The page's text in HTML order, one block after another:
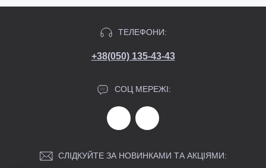
ТЕЛЕФОНИ:
+38(050) 135-43-43
СОЦ МЕРЕЖІ:
СЛІДКУЙТЕ ЗА НОВИНКАМИ ТА АКЦІЯМИ: